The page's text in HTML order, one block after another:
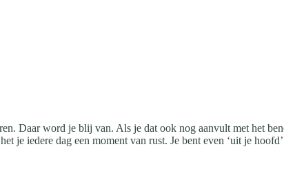
Daar word je blij van. Als je dat ook nog aanvult met het
je iedere dag een moment van rust. Je bent even ‘uit je